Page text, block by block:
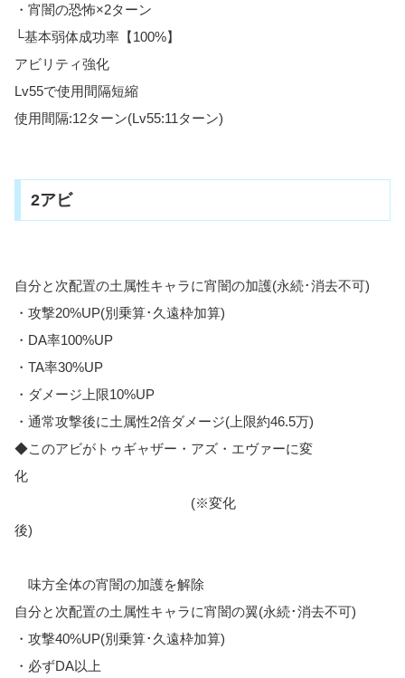
・宵闇の恐怖×2ターン
└基本弱体成功率【100%】
アビリティ強化
Lv55で使用間隔短縮
使用間隔:12ターン(Lv55:11ターン)
2アビ
自分と次配置の土属性キャラに宵闇の加護(永続･消去不可)
・攻撃20%UP(別乗算･久遠枠加算)
・DA率100%UP
・TA率30%UP
・ダメージ上限10%UP
・通常攻撃後に土属性2倍ダメージ(上限約46.5万)
◆このアビがトゥギャザー・アズ・エヴァーに変
化
(※変化
後)
味方全体の宵闇の加護を解除
自分と次配置の土属性キャラに宵闇の翼(永続･消去不可)
・攻撃40%UP(別乗算･久遠枠加算)
・必ずDA以上